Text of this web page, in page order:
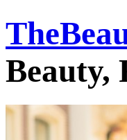
Beauty,